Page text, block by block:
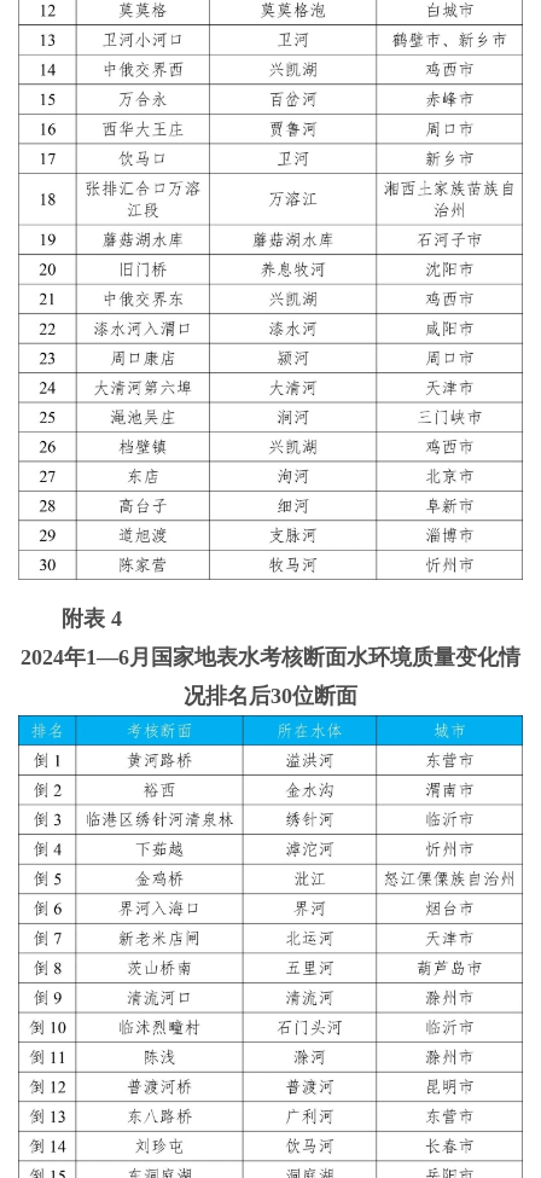
附表 4
2024年1—6月国家地表水考核断面水环境质量变化情
况排名后30位断面